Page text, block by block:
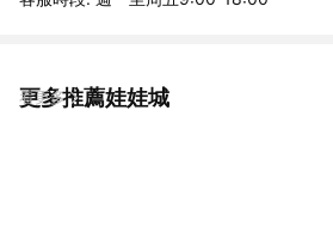
更多推薦娃娃城
看更多